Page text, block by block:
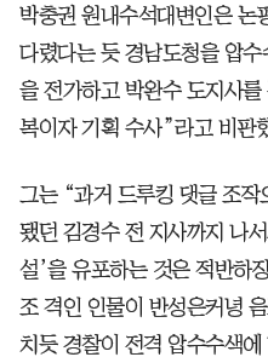
박충권 원내수석대변인은 논
다렸다는 듯 경남도청을 압
을 전가하고 박완수 도지사
복이자 기획 수사”라고 비판
그는 “과거 드루킹 댓글 조작
됐던 김경수 전 지사까지 나
설’을 유포하는 것은 적반하
조 격인 인물이 반성은커녕
치듯 경찰이 전격 압수수색